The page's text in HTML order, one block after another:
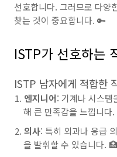
선호합니다. 그러므로 다양
찾는 것이 중요합니다. 🔑
ISTP가 선호하는
ISTP 남자에게 적합한
엔지니어: 기계나 시스템
해 큰 만족감을 느낍니
의사: 특히 외과나 응급
을 발휘할 수 있습니다. 🏥